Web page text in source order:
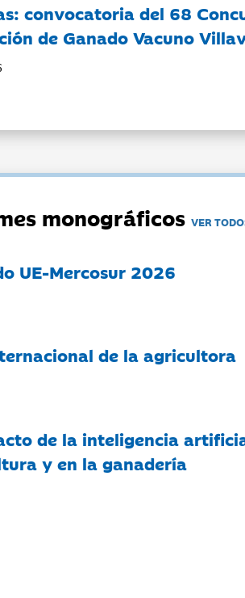
convocatoria del 68
de Ganado Vacuno
monográficosVER
UE-Mercosur 2026
de la agricultora
de la inteligencia
y en la ganadería